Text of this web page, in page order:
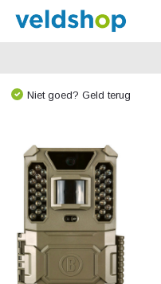
Niet goed? Geld terug